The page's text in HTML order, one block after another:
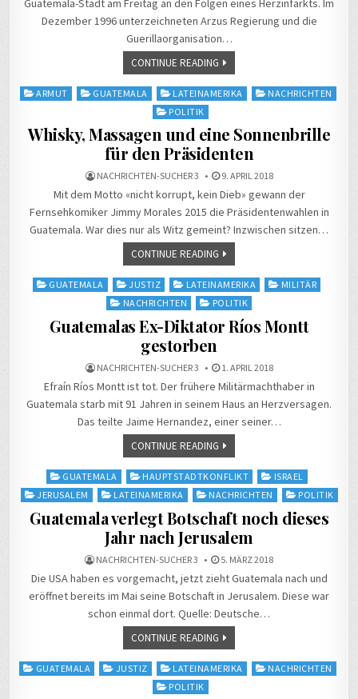
Guatemala-Stadt am Freitag an den Folgen eines Herzinfarkts. Im
Dezember 1996 unterzeichneten Arzus Regierung und die
Guerillaorganisation…
CONTINUE READING
Posted
ARMUT GUATEMALA LATEINAMERIKA
NACHRICHTEN
POLITIK
Whisky, Massagen und eine Sonnenbrille
für den Präsidenten
NACHRICHTEN-SUCHER 3 9. APRIL 2018
Mit dem Motto «nicht korrupt, kein Dieb» gewann der
Fernsehkomiker Jimmy Morales 2015 die Präsidentenwahlen in
Guatemala. War dies nur als Witz gemeint? Inzwischen sitzen…
CONTINUE READING
Posted
GUATEMALA JUSTIZ LATEINAMERIKA
MILITÄR
NACHRICHTEN
POLITIK
Guatemalas Ex-Diktator Ríos Montt
gestorben
NACHRICHTEN-SUCHER 3 1. APRIL 2018
Efraín Ríos Montt ist tot. Der frühere Militärmachthaber in
Guatemala starb mit 91 Jahren in seinem Haus an Herzversagen.
Das teilte Jaime Hernandez, einer seiner…
CONTINUE READING
Posted
in
GUATEMALA HAUPTSTADTKONFLIKT
ISRAEL
JERUSALEM
LATEINAMERIKA NACHRICHTEN POLITIK
Guatemala verlegt Botschaft noch dieses
Jahr nach Jerusalem
NACHRICHTEN-SUCHER 3 5. MÄRZ 2018
Die USA haben es vorgemacht, jetzt zieht Guatemala nach und
eröffnet bereits im Mai seine Botschaft in Jerusalem. Diese war
schon einmal dort. Quelle: Deutsche…
CONTINUE READING
Posted
GUATEMALA JUSTIZ LATEINAMERIKA
NACHRICHTEN
POLITIK